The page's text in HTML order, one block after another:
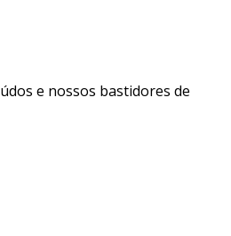
e nossos bastidores de